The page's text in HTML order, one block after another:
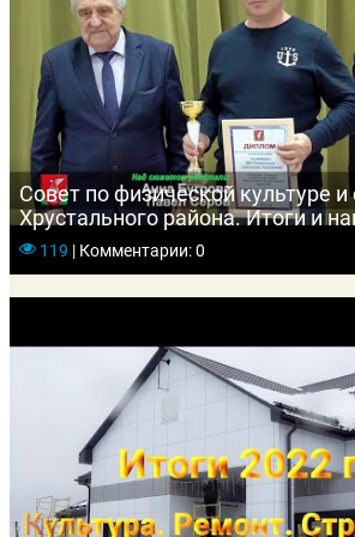
Совет по физической культуре и
Хрустального района. Итоги и
119 |Комментарии: 0